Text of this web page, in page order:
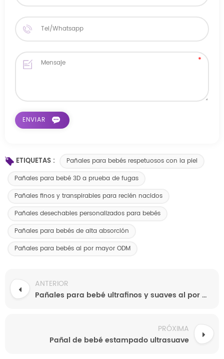
ETIQUETAS :
Pañales para bebés respetuosos con la piel
Pañales para bebé 3D a prueba de fugas
Pañales finos y transpirables para recién nacidos
Pañales desechables personalizados para bebés
Pañales para bebés de alta absorción
Pañales para bebés al por mayor ODM
ANTERIOR
Pañales para bebé ultrafinos y suaves al por mayor (fabricación de equipos originales).
PRÓXIMA
Pañal de bebé estampado ultrasuave